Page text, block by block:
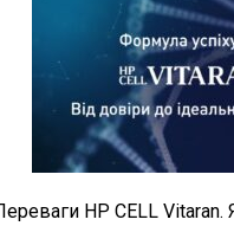
HP CELL